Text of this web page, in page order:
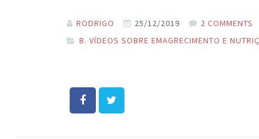
RODRIGO 25/12/2019
2 COMMENTS
B. VÍDEOS SOBRE EMAGRECIMENTO E